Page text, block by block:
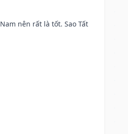
nên rất là tốt. Sao Tất